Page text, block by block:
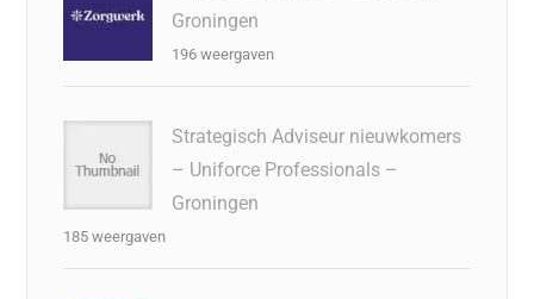
Groningen
196 weergaven
Strategisch Adviseur nieuwkomers
– Uniforce Professionals –
Groningen
185 weergaven